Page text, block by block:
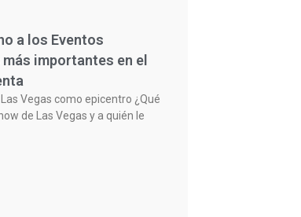
a los Eventos
importantes en el
Vegas como epicentro ¿Qué
de Las Vegas y a quién le